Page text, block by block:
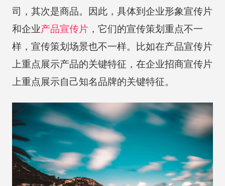
司，其次是商品。因此，具体到企业形象宣传片
和企业产品宣传片，它们的宣传策划重点不一
样，宣传策划场景也不一样。比如在产品宣传片
上重点展示产品的关键特征，在企业招商宣传片
上重点展示自己知名品牌的关键特征。